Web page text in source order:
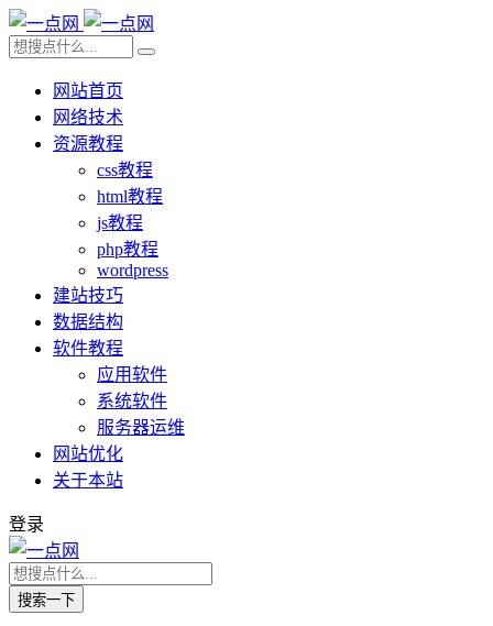
网站首页
网络技术
资源教程
css教程
html教程
js教程
php教程
wordpress
建站技巧
数据结构
软件教程
应用软件
系统软件
服务器运维
网站优化
关于本站
登录
搜索一下